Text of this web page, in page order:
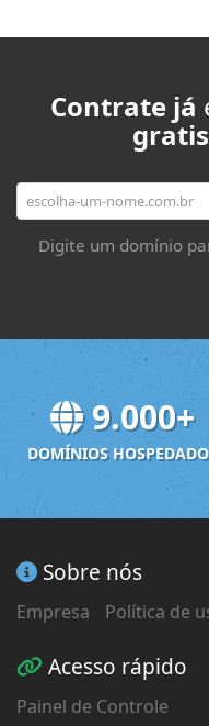
Contrate já
gratis
Seu domínio
Digite um domínio
9.000+
DOMÍNIOS
Sobre nós
Empresa Política de
Acesso rápido
Painel de Controle